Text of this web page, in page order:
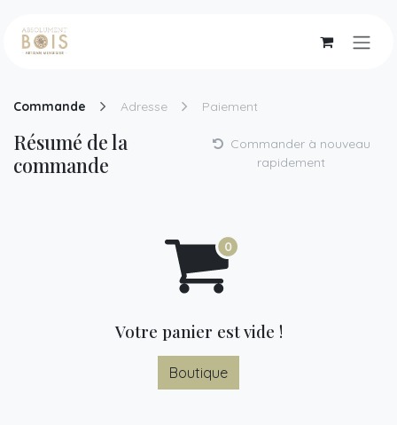
Commande Adresse Paiement
Résumé de la
commande
Commander à nouveau
rapidement
Votre panier est vide !
Boutique